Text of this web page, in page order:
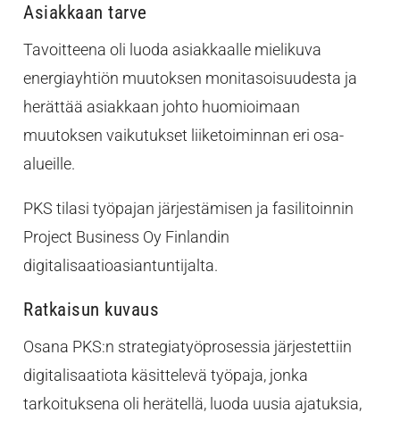
Asiakkaan tarve
Tavoitteena oli luoda asiakkaalle mielikuva
energiayhtiön muutoksen monitasoisuudesta ja
herättää asiakkaan johto huomioimaan
muutoksen vaikutukset liiketoiminnan eri osa-
alueille.
PKS tilasi työpajan järjestämisen ja fasilitoinnin
Project Business Oy Finlandin
digitalisaatioasiantuntijalta.
Ratkaisun kuvaus
Osana PKS:n strategiatyöprosessia järjestettiin
digitalisaatiota käsittelevä työpaja, jonka
tarkoituksena oli herätellä, luoda uusia ajatuksia,